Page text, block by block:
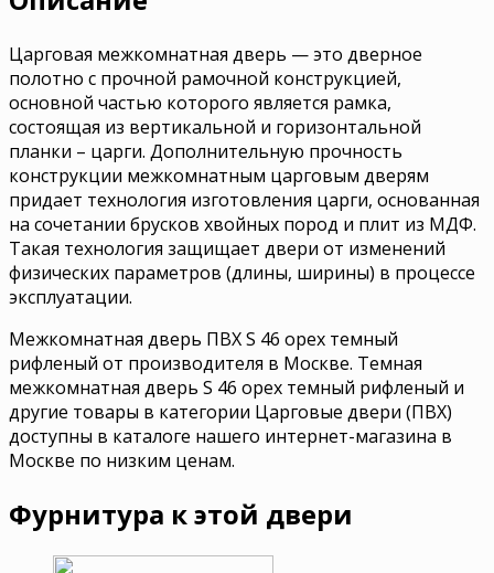
Царговая межкомнатная дверь — это дверное
полотно с прочной рамочной конструкцией,
основной частью которого является рамка,
состоящая из вертикальной и горизонтальной
планки – царги. Дополнительную прочность
конструкции межкомнатным царговым дверям
придает технология изготовления царги, основанная
на сочетании брусков хвойных пород и плит из МДФ.
Такая технология защищает двери от изменений
физических параметров (длины, ширины) в процессе
эксплуатации.
Межкомнатная дверь ПВХ S 46 орех темный
рифленый от производителя в Москве. Темная
межкомнатная дверь S 46 орех темный рифленый и
другие товары в категории Царговые двери (ПВХ)
доступны в каталоге нашего интернет-магазина в
Москве по низким ценам.
Фурнитура к этой двери